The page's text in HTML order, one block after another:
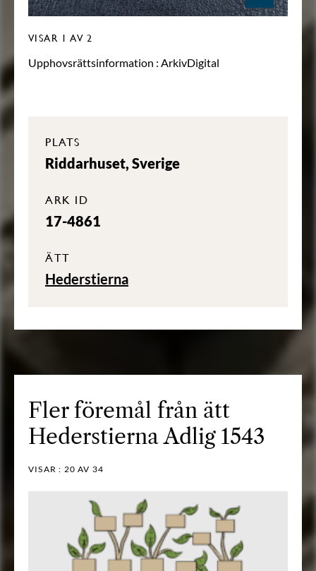
VISAR 1 AV 2
Upphovsrättsinformation : ArkivDigital
PLATS
Riddarhuset, Sverige
ARK ID
17-4861
ÄTT
Hederstierna
Fler föremål från ätt
Hederstierna Adlig 1543
VISAR : 20 AV 34